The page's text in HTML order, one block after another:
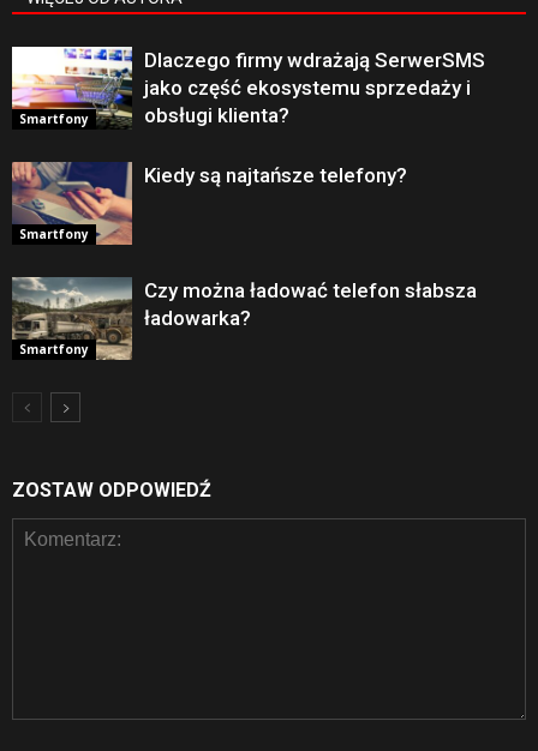
Smartfony
Dlaczego firmy wdrażają SerwerSMS
jako część ekosystemu sprzedaży i
obsługi klienta?
Smartfony
Kiedy są najtańsze telefony?
Smartfony
Czy można ładować telefon słabsza
ładowarka?
ZOSTAW ODPOWIEDŹ